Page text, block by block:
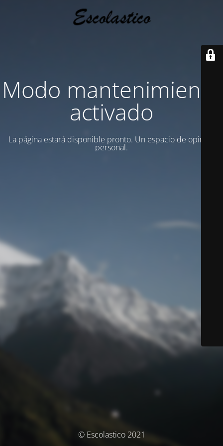
Modo mantenimiento
activado
La página estará disponible pronto. Un espacio de opinion
personal.
© Escolastico 2021